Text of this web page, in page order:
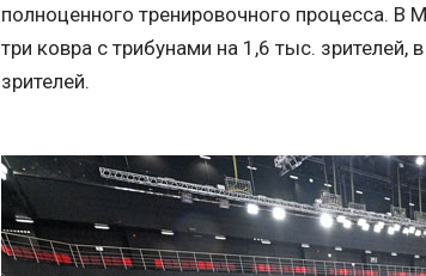
полноценного тренировочного процесса.
три ковра с трибунами на 1,6 тыс. зрителей,
зрителей.